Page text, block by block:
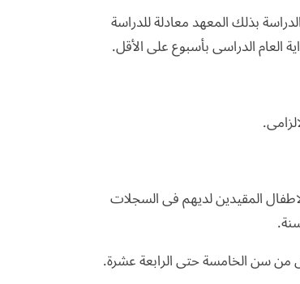
بذلك المعهد معادلة للدراسة
العام الدراسى بأسبوع على الأقل.
المقيدين لديهم فى السجلات
من سن الخامسة حتى الرابعة عشرة.